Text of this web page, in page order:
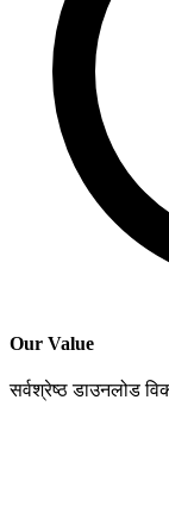
Our Value
सर्वश्रेष्ठ डाउनलोड